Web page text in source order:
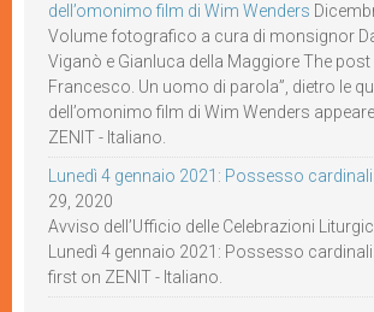
dell’omonimo film di Wim Wenders
Volume fotografico a cura di monsignor
Viganò e Gianluca della Maggiore The post
Francesco. Un uomo di parola”, dietro le
dell’omonimo film di Wim Wenders
ZENIT - Italiano.
Lunedì 4 gennaio 2021: Possesso
29, 2020
Avviso dell’Ufficio delle Celebrazioni
Lunedì 4 gennaio 2021: Possesso
first on ZENIT - Italiano.